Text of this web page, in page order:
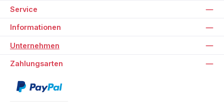
Service
Informationen
Unternehmen
Zahlungsarten